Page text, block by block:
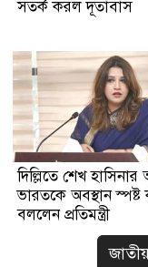
সতর্ক করল দূতাবাস
দিল্লিতে শেখ হাসিনার
ভারতকে অবস্থান
বললেন প্রতিমন্ত্রী